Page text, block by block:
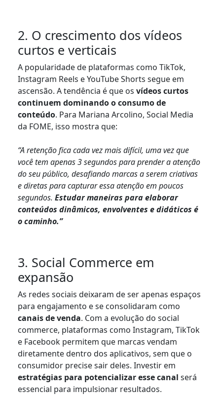
2. O crescimento dos vídeos
curtos e verticais
A popularidade de plataformas como TikTok,
Instagram Reels e YouTube Shorts segue em
ascensão. A tendência é que os vídeos curtos
continuem dominando o consumo de
conteúdo. Para Mariana Arcolino, Social Media
da FOME, isso mostra que:
“A retenção fica cada vez mais difícil, uma vez que
você tem apenas 3 segundos para prender a atenção
do seu público, desafiando marcas a serem criativas
e diretas para capturar essa atenção em poucos
segundos. Estudar maneiras para elaborar
conteúdos dinâmicos, envolventes e didáticos é
o caminho.”
3. Social Commerce em
expansão
As redes sociais deixaram de ser apenas espaços
para engajamento e se consolidaram como
canais de venda. Com a evolução do social
commerce, plataformas como Instagram, TikTok
e Facebook permitem que marcas vendam
diretamente dentro dos aplicativos, sem que o
consumidor precise sair deles. Investir em
estratégias para potencializar esse canal será
essencial para impulsionar resultados.